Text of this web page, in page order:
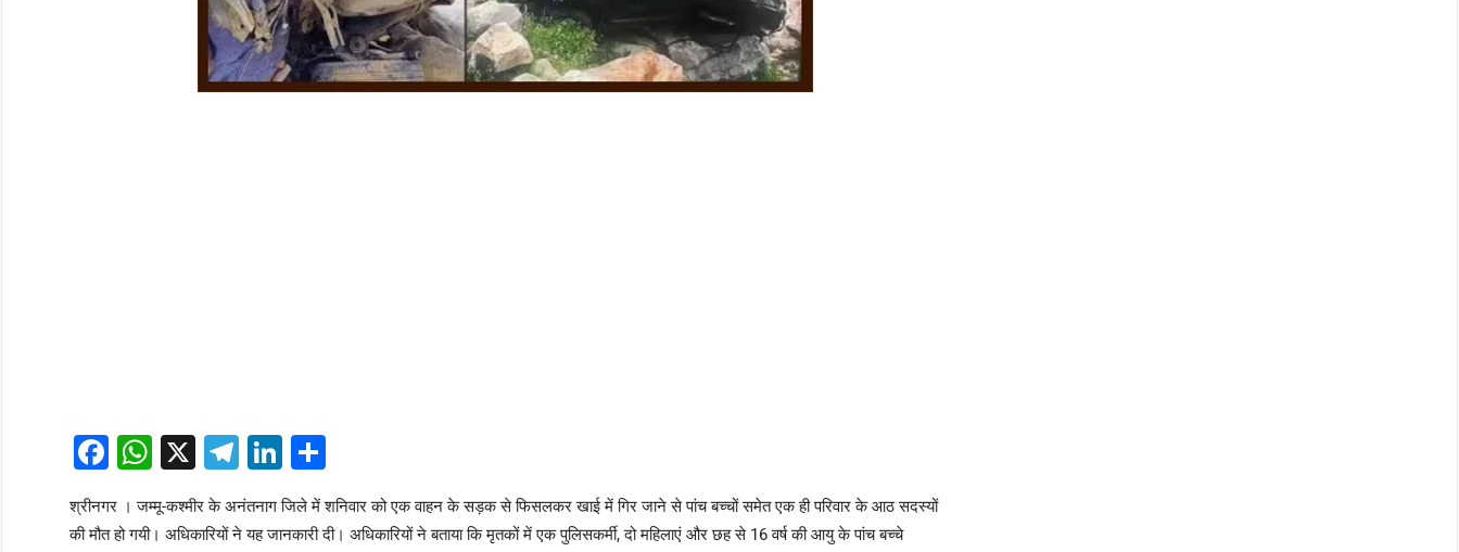
Facebook
WhatsApp
X Telegram
LinkedIn
Share
श्रीनगर । जम्मू-कश्मीर के अनंतनाग जिले में शनिवार को एक वाहन के सड़क से फिसलकर खाई में गिर जाने से पांच बच्चों समेत एक ही परिवार के आठ सदस्यों
की मौत हो गयी। अधिकारियों ने यह जानकारी दी। अधिकारियों ने बताया कि मृतकों में एक पुलिसकर्मी, दो महिलाएं और छह से 16 वर्ष की आयु के पांच बच्चे